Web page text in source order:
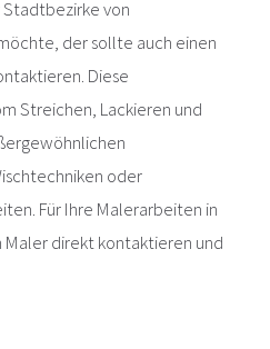
von
der sollte auch einen
Diese
Streichen, Lackieren und
oder
Für Ihre Malerarbeiten in
Maler direkt kontaktieren und